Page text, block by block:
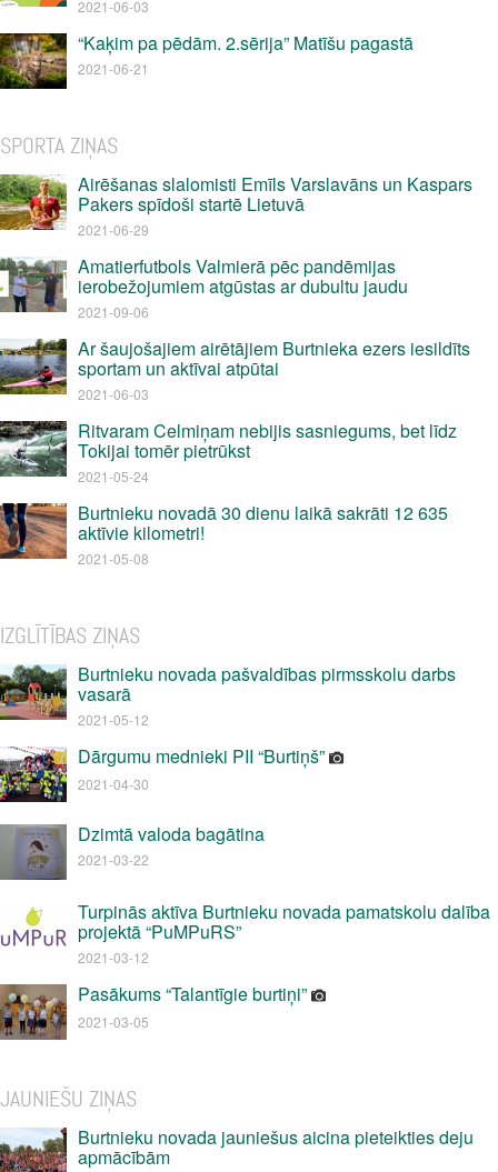
2021-06-03
“Kaķim pa pēdām. 2.sērija” Matīšu pagastā
2021-06-21
SPORTA ZIŅAS
Airēšanas slalomisti Emīls Varslavāns un Kaspars
Pakers spīdoši startē Lietuvā
2021-06-29
Amatierfutbols Valmierā pēc pandēmijas
ierobežojumiem atgūstas ar dubultu jaudu
2021-09-06
Ar šaujošajiem airētājiem Burtnieka ezers iesildīts
sportam un aktīvai atpūtai
2021-06-03
Ritvaram Celmiņam nebijis sasniegums, bet līdz
Tokijai tomēr pietrūkst
2021-05-24
Burtnieku novadā 30 dienu laikā sakrāti 12 635
aktīvie kilometri!
2021-05-08
IZGLĪTĪBAS ZIŅAS
Burtnieku novada pašvaldības pirmsskolu darbs
vasarā
2021-05-12
Dārgumu mednieki PII “Burtiņš”
2021-04-30
Dzimtā valoda bagātina
2021-03-22
Turpinās aktīva Burtnieku novada pamatskolu dalība
projektā “PuMPuRS”
2021-03-12
Pasākums “Talantīgie burtiņi”
2021-03-05
JAUNIEŠU ZIŅAS
Burtnieku novada jauniešus aicina pieteikties deju
apmācībām